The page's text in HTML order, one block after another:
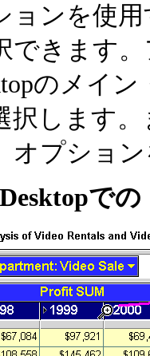
ョンを使
できます
のメイ
択します
オプショ
で